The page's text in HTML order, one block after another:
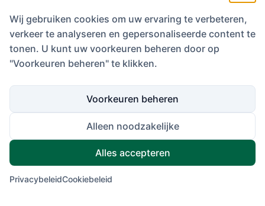
Wij gebruiken cookies om uw ervaring te verbeteren,
verkeer te analyseren en gepersonaliseerde content te
tonen. U kunt uw voorkeuren beheren door op
"Voorkeuren beheren" te klikken.
Voorkeuren beheren
Alleen noodzakelijke
Alles accepteren
PrivacybeleidCookiebeleid